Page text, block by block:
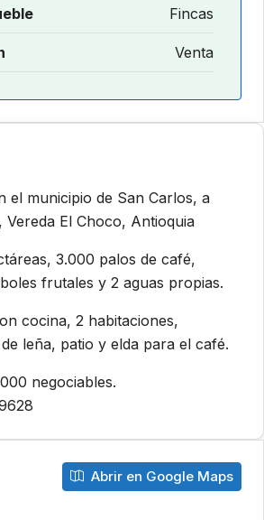
Fincas
Venta
el municipio de San Carlos, a
Vereda El Choco, Antioquia
3.000 palos de café,
frutales y 2 aguas propias.
cocina, 2 habitaciones,
leña, patio y elda para el café.
negociables.
Abrir en Google Maps